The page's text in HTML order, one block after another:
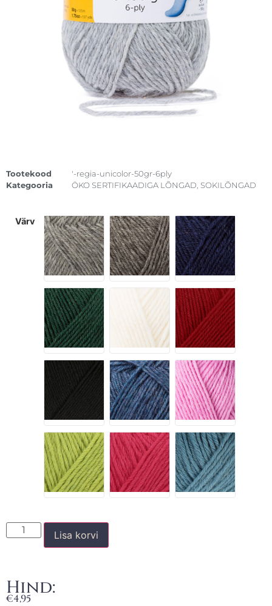
Tootekood
'-regia-unicolor-50gr-6ply
Kategooria
ÖKO SERTIFIKAADIGA LÕNGAD, SOKILÕNGAD
värv
Lisa korvi
Hind:
€4,95